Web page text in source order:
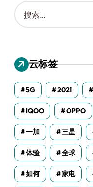
搜
索
：
云标签
5G 2021
IQOO OPPO
一加 三星
体验 全球
如何 家电